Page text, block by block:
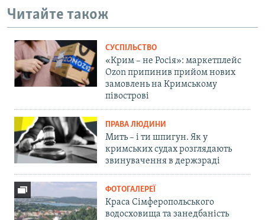
Читайте також
СУСПІЛЬСТВО
«Крим – не Росія»: маркетплейс
Ozon припинив прийом нових
замовлень на Кримському
півострові
ПРАВА ЛЮДИНИ
Мить – і ти шпигун. Як у
кримських судах розглядають
звинувачення в держзраді
ФОТОГАЛЕРЕЇ
Краса Сімферопольського
водосховища та занедбаність